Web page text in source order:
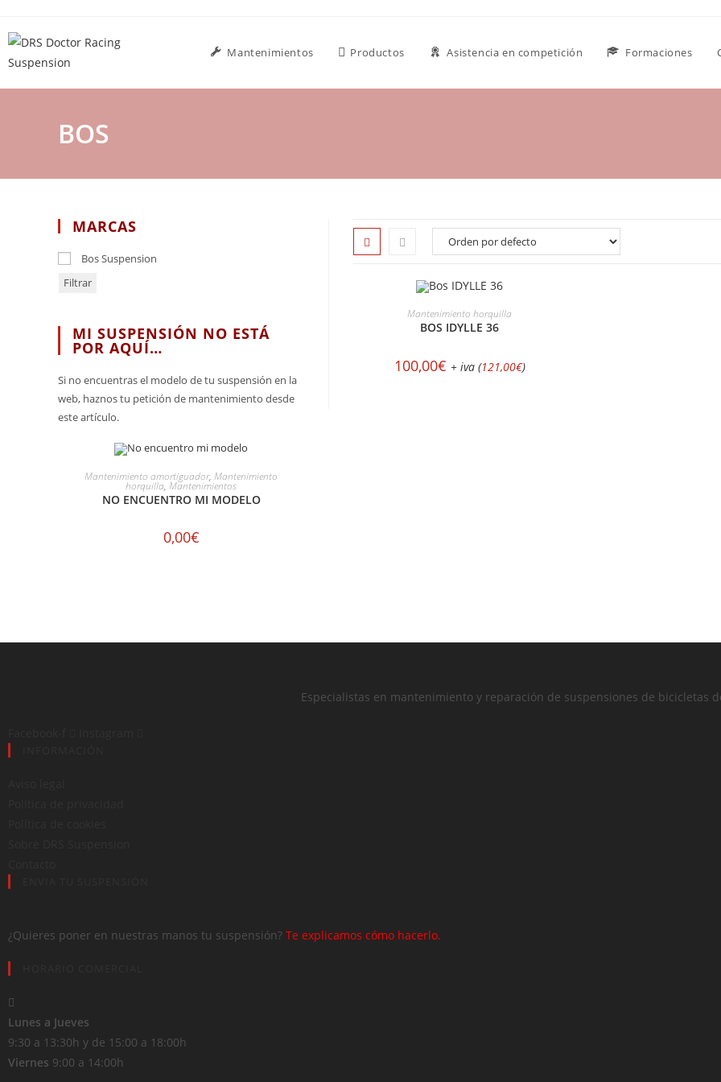
al
contenido
Mantenimientos Productos Asistencia en competición Formaciones
BOS
SELECCIONAR OPCIONES
Mantenimiento horquilla
BOS IDYLLE 36
100,00€ + iva (121,00€)
MARCAS
Bos Suspension
Filtrar
MI SUSPENSIÓN NO ESTÁ
POR AQUÍ…
Si no encuentras el modelo de tu suspensión en la
web, haznos tu petición de mantenimiento desde
este artículo.
SELECCIONAR OPCIONES
producto
tiene
múltiples
variantes.
se
Mantenimiento amortiguador, Mantenimiento
horquilla, Mantenimientos
NO ENCUENTRO MI MODELO
0,00€
Especialistas en mantenimiento y reparación de suspensiones de bicicletas
¿Quieres poner en nuestras manos tu suspensión? Te explicamos cómo hacerlo.
Lunes a Jueves
9:30 a 13:30h y de 15:00 a 18:00h
Viernes 9:00 a 14:00h